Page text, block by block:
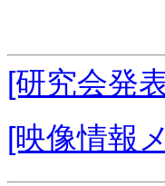
[研究会発
[映像情報